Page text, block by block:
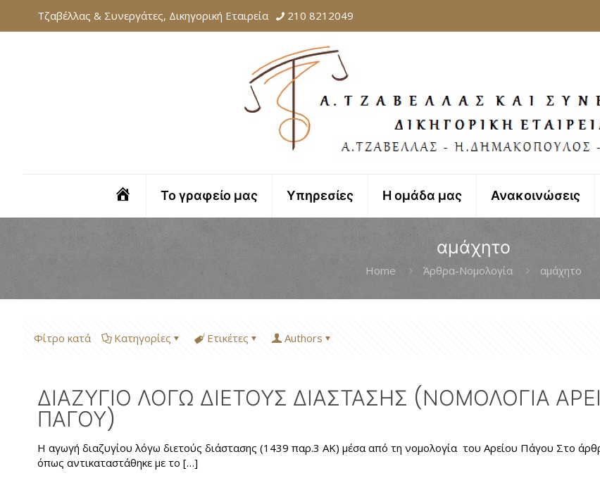
Τζαβέλλας & Συνεργάτες, Δικηγορική Εταιρεία 210 8212049
ΑρχικήΤο γραφείο μας Υπηρεσίες Η ομάδα μας Ανακοινώσεις
αμάχητο
Home Άρθρα-Νομολογία αμάχητο
Φίτρο κατά Κατηγορίες Ετικέτες Authors
ΔΙΑΖΥΓΙΟ ΛΟΓΩ ΔΙΕΤΟΥΣ ΔΙΑΣΤΑΣΗΣ (ΝΟΜΟΛΟΓΙΑ
ΠΑΓΟΥ)
Η αγωγή διαζυγίου λόγω διετούς διάστασης (1439 παρ.3 ΑΚ) μέσα από τη νομολογία του Αρείου Πάγου Στο
όπως αντικαταστάθηκε με το […]